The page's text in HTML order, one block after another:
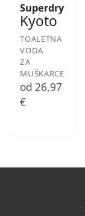
Superdry
Kyoto
TOALETNA
VODA
ZA
MUŠKARCE
od 26,97
€